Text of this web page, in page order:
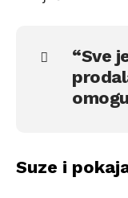
“Sve
Suze i